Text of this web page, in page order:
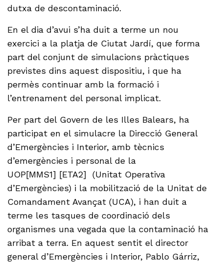
dutxa de descontaminació.
En el dia d’avui s’ha duit a terme un nou
exercici a la platja de Ciutat Jardí, que forma
part del conjunt de simulacions pràctiques
previstes dins aquest dispositiu, i que ha
permès continuar amb la formació i
l’entrenament del personal implicat.
Per part del Govern de les Illes Balears, ha
participat en el simulacre la Direcció General
d’Emergències i Interior, amb tècnics
d’emergències i personal de la
UOP[MMS1] [ETA2] (Unitat Operativa
d’Emergències) i la mobilització de la Unitat de
Comandament Avançat (UCA), i han duit a
terme les tasques de coordinació dels
organismes una vegada que la contaminació ha
arribat a terra. En aquest sentit el director
general d’Emergències i Interior, Pablo Gárriz,